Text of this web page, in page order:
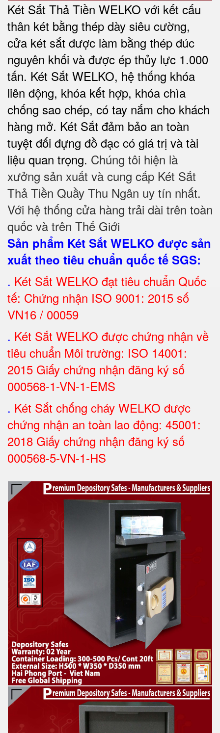
Két Sắt Thả Tiền WELKO với kết cấu
thân két bằng thép dày siêu cường,
cửa két sắt được làm bằng thép đúc
nguyên khối và được ép thủy lực 1.000
tấn. Két Sắt WELKO, hệ thống khóa
liên động, khóa kết hợp, khóa chìa
chống sao chép, có tay nắm cho khách
hàng mở. Két Sắt đảm bảo an toàn
tuyệt đối đựng đồ đạc có giá trị và tài
liệu quan trọng. Chúng tôi hiện là
xưởng sản xuất và cung cấp Két Sắt
Thả Tiền Quầy Thu Ngân uy tín nhất.
Với hệ thống cửa hàng trải dài trên toàn
quốc và trên Thế Giới
Sản phẩm Két Sắt WELKO được sản
xuất theo tiêu chuẩn quốc tế SGS:
. Két Sắt WELKO đạt tiêu chuẩn Quốc
tế: Chứng nhận ISO 9001: 2015 số
VN16 / 00059
. Két Sắt WELKO được chứng nhận về
tiêu chuẩn Môi trường: ISO 14001:
2015 Giấy chứng nhận đăng ký số
000568-1-VN-1-EMS
. Két Sắt chống cháy WELKO được
chứng nhận an toàn lao động: 45001:
2018 Giấy chứng nhận đăng ký số
000568-5-VN-1-HS